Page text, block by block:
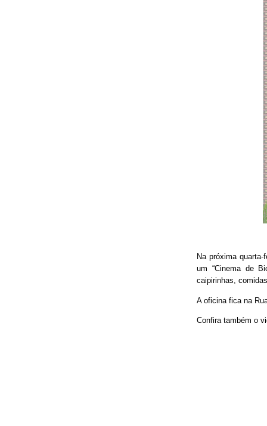
Na próxima
um “Cinema de
caipirinhas,
A oficina fica na
Confira também o